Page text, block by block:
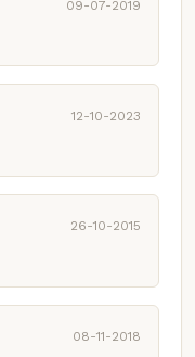
09-07-2019
12-10-2023
26-10-2015
08-11-2018